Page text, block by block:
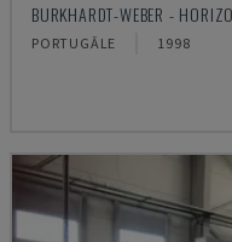
BURKHARDT-WEBER -
PORTUGĀLE 1998